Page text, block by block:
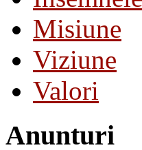
Misiune
Viziune
Valori
Anunturi